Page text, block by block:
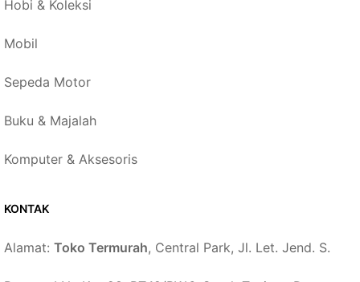
Hobi & Koleksi
Mobil
Sepeda Motor
Buku & Majalah
Komputer & Aksesoris
KONTAK
Alamat: Toko Termurah, Central Park, Jl. Let. Jend. S.